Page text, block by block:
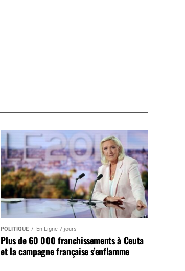
POLITIQUE En Ligne 7 jours
Plus de 60 000 franchissements à Ceuta
et la campagne française s’enflamme